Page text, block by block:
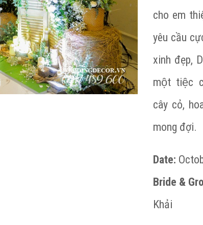
cho em
yêu cầu
xinh đẹp,
một tiệc
cây cỏ,
mong đợi.
Date:
Bride &
Khải